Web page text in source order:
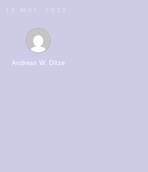
13 MAI, 2026
Andreas W. Ditze